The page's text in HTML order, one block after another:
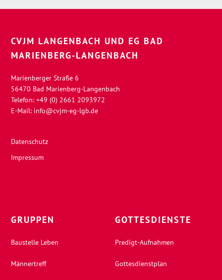
CVJM LANGENBACH UND EG BAD
MARIENBERG-LANGENBACH
Marienberger Straße 6
56470 Bad Marienberg-Langenbach
Telefon: +49 (0) 2661 2093972
E-Mail: info@cvjm-eg-lgb.de
Datenschutz
Impressum
GRUPPEN
Baustelle Leben
Männertreff
GOTTESDIENSTE
Predigt-Aufnahmen
Gottesdienstplan